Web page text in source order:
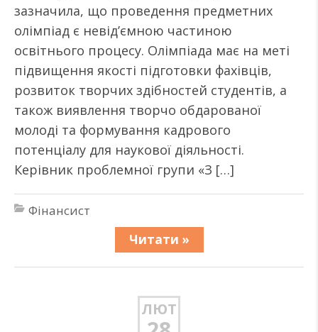
зазначила, що проведення предметних
олімпіад є невід’ємною частиною
освітнього процесу. Олімпіада має на меті
підвищення якості підготовки фахівців,
розвиток творчих здібностей студентів, а
також виявлення творчо обдарованої
молоді та формування кадрового
потенціалу для наукової діяльності.
Керівник проблемної групи «З […]
Фінансист
Читати »
ЛЮТ